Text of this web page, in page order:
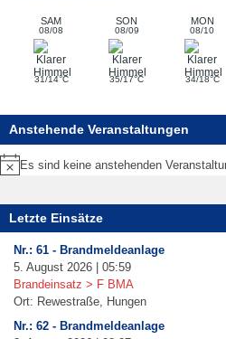
SAM
08/08
SON
08/09
MON
08/10
31/14°C 35/17°C 34/18°C
Anstehende Veranstaltungen
Hinweis
Es sind keine anstehenden
Letzte Einsätze
Nr.: 61 - Brandmeldeanlage
5. August 2026 | 05:59
Brandeinsatz > F BMA
Ort: Rewestraße, Hungen
Nr.: 62 - Brandmeldeanlage